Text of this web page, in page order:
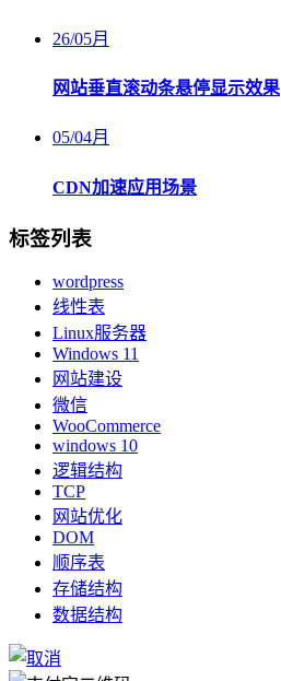
26/05月
网站垂直滚动条悬停显示效果
05/04月
CDN加速应用场景
标签列表
wordpress
线性表
Linux服务器
Windows 11
网站建设
微信
WooCommerce
windows 10
逻辑结构
TCP
网站优化
DOM
顺序表
存储结构
数据结构